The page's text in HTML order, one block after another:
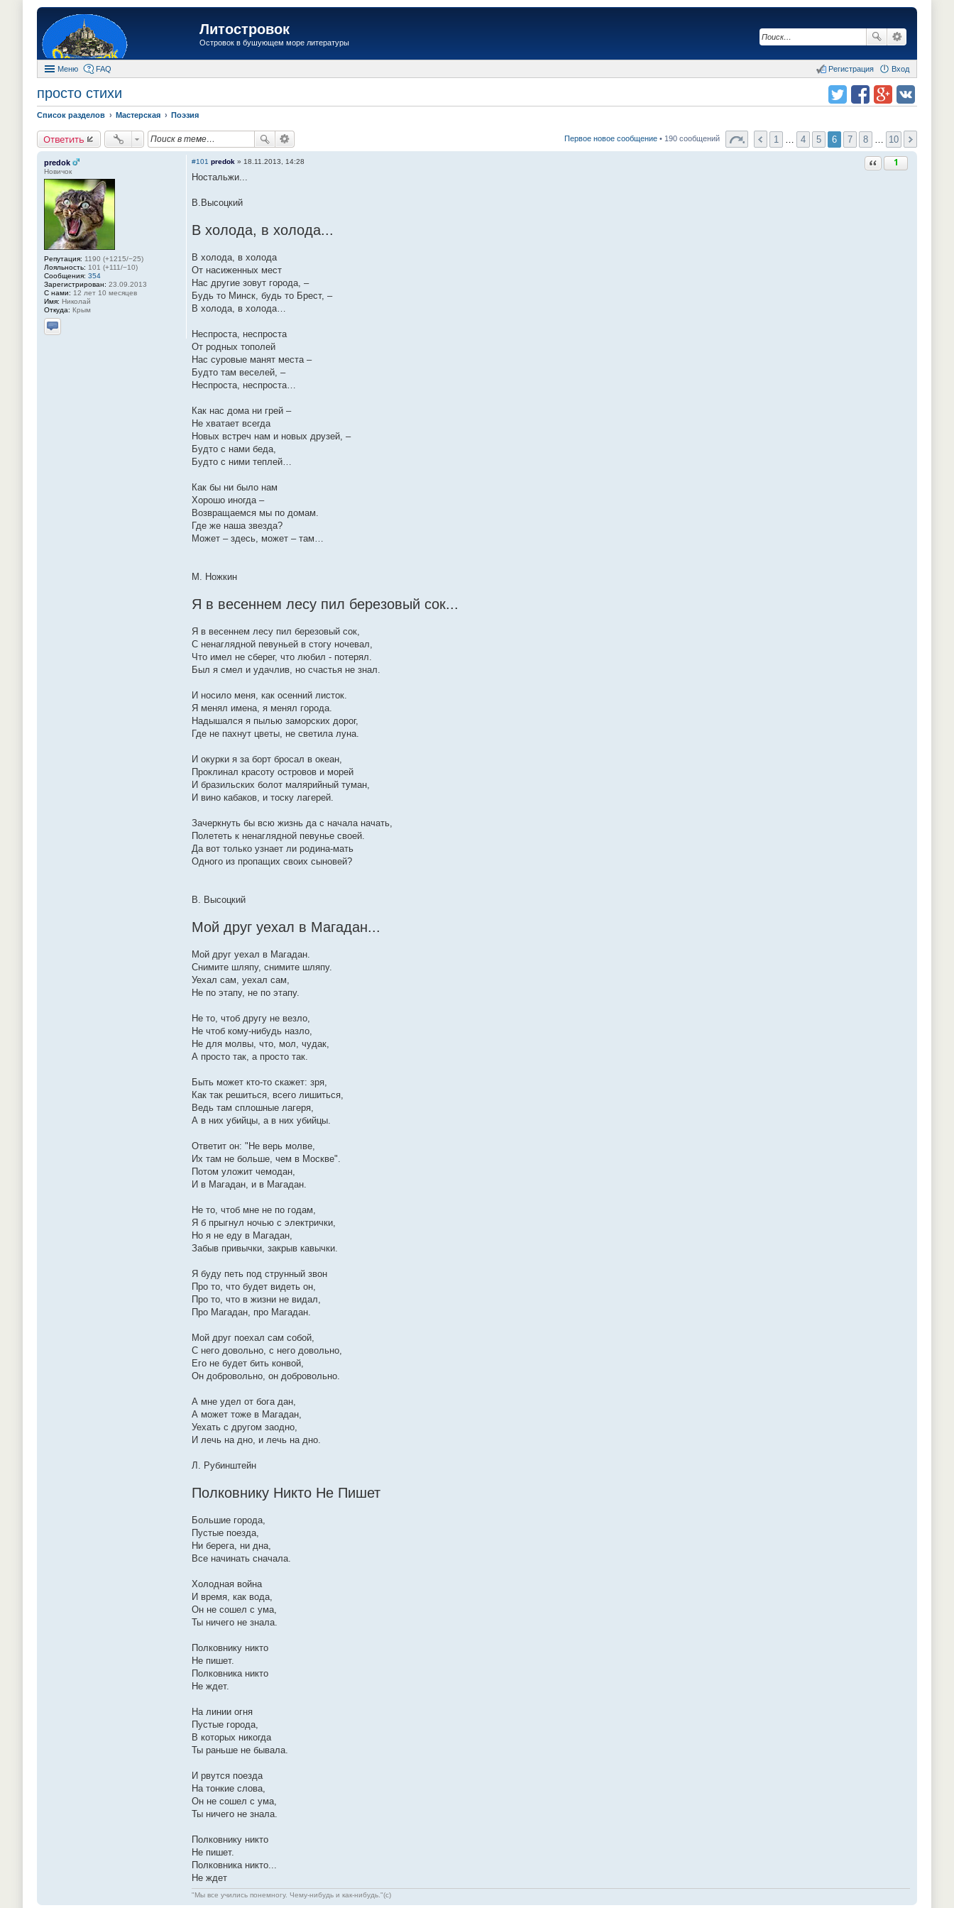
Литостровок
Островок в бушующем море литературы
Меню FAQ Вход
Регистрация
просто стихи
Список разделов Мастерская Поэзия
Ответить Первое новое сообщение • 190 сообщений 1 4 5 6 7 8 10
predok
Новичок
Репутация: 1190 (+1215/−25)
Лояльность: 101 (+111/−10)
Сообщения: 354
Зарегистрирован: 23.09.2013
С нами: 12 лет 10 месяцев
Имя: Николай
Откуда: Крым
Отправить личное сообщение
Ответить с цитатой
1
#101 predok » 18.11.2013, 14:28
Ностальжи...
В.Высоцкий
В холода, в холода...
В холода, в холода
От насиженных мест
Нас другие зовут города, –
Будь то Минск, будь то Брест, –
В холода, в холода…
Неспроста, неспроста
От родных тополей
Нас суровые манят места –
Будто там веселей, –
Неспроста, неспроста…
Как нас дома ни грей –
Не хватает всегда
Новых встреч нам и новых друзей, –
Будто с нами беда,
Будто с ними теплей…
Как бы ни было нам
Хорошо иногда –
Возвращаемся мы по домам.
Где же наша звезда?
Может – здесь, может – там…
М. Ножкин
Я в весеннем лесу пил березовый сок...
Я в весеннем лесу пил березовый сок,
С ненаглядной певуньей в стогу ночевал,
Что имел не сберег, что любил - потерял.
Был я смел и удачлив, но счастья не знал.
И носило меня, как осенний листок.
Я менял имена, я менял города.
Надышался я пылью заморских дорог,
Где не пахнут цветы, не светила луна.
И окурки я за борт бросал в океан,
Проклинал красоту островов и морей
И бразильских болот малярийный туман,
И вино кабаков, и тоску лагерей.
Зачеркнуть бы всю жизнь да с начала начать,
Полететь к ненаглядной певунье своей.
Да вот только узнает ли родина-мать
Одного из пропащих своих сыновей?
В. Высоцкий
Мой друг уехал в Магадан...
Мой друг уехал в Магадан.
Снимите шляпу, снимите шляпу.
Уехал сам, уехал сам,
Не по этапу, не по этапу.
Не то, чтоб другу не везло,
Не чтоб кому-нибудь назло,
Не для молвы, что, мол, чудак,
А просто так, а просто так.
Быть может кто-то скажет: зря,
Как так решиться, всего лишиться,
Ведь там сплошные лагеря,
А в них убийцы, а в них убийцы.
Ответит он: "Не верь молве,
Их там не больше, чем в Москве".
Потом уложит чемодан,
И в Магадан, и в Магадан.
Не то, чтоб мне не по годам,
Я б прыгнул ночью с электрички,
Но я не еду в Магадан,
Забыв привычки, закрыв кавычки.
Я буду петь под струнный звон
Про то, что будет видеть он,
Про то, что в жизни не видал,
Про Магадан, про Магадан.
Мой друг поехал сам собой,
С него довольно, с него довольно,
Его не будет бить конвой,
Он добровольно, он добровольно.
А мне удел от бога дан,
А может тоже в Магадан,
Уехать с другом заодно,
И лечь на дно, и лечь на дно.
Л. Рубинштейн
Полковнику Никто Не Пишет
Большие города,
Пустые поезда,
Ни берега, ни дна,
Все начинать сначала.
Холодная война
И время, как вода,
Он не сошел с ума,
Ты ничего не знала.
Полковнику никто
Не пишет.
Полковника никто
Не ждет.
На линии огня
Пустые города,
В которых никогда
Ты раньше не бывала.
И рвутся поезда
На тонкие слова,
Он не сошел с ума,
Ты ничего не знала.
Полковнику никто
Не пишет.
Полковника никто...
Не ждет
"Мы все учились понемногу. Чему-нибудь и как-нибудь."(с)